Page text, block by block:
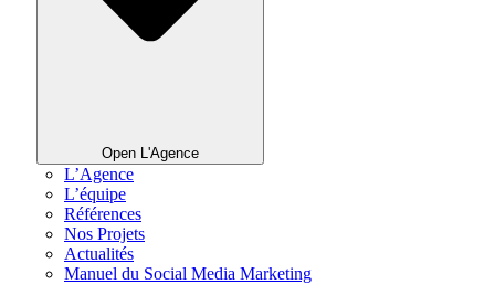
Open L'Agence
L’Agence
L’équipe
Références
Nos Projets
Actualités
Manuel du Social Media Marketing